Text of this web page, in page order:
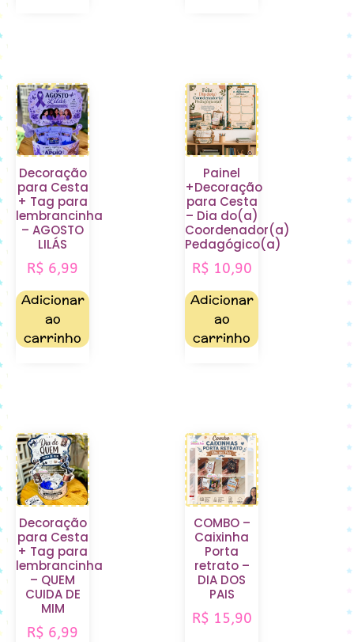
Decoração
para Cesta
+ Tag para
lembrancinha
– AGOSTO
LILÁS
R$ 6,99
Adicionar
ao
carrinho
Painel
+Decoração
para Cesta
– Dia do(a)
Coordenador(a)
Pedagógico(a)
R$ 10,90
Adicionar
ao
carrinho
Decoração
para Cesta
+ Tag para
lembrancinha
– QUEM
CUIDA DE
MIM
R$ 6,99
COMBO –
Caixinha
Porta
retrato –
DIA DOS
PAIS
R$ 15,90